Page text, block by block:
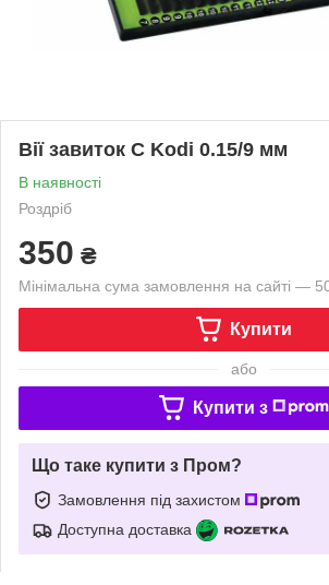
Вії завиток C Kodi 0.15/9 мм
В наявності
Роздріб
350 ₴
Мінімальна сума замовлення на сайті —
Купити
або
Купити з
Що таке купити з Пром?
Замовлення під захистом
Доступна доставка